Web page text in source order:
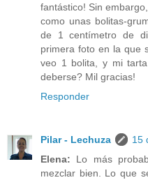
fantástico! Sin
como unas bolitas-
de 1 centímetro de
primera foto en la que
veo 1 bolita, y mi
deberse? Mil gracias!
Responder
Pilar - Lechuza
15
Elena: Lo más
mezclar bien. Lo que